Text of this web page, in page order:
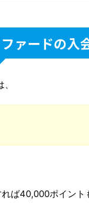
ァードの入
ば40,000ポイント